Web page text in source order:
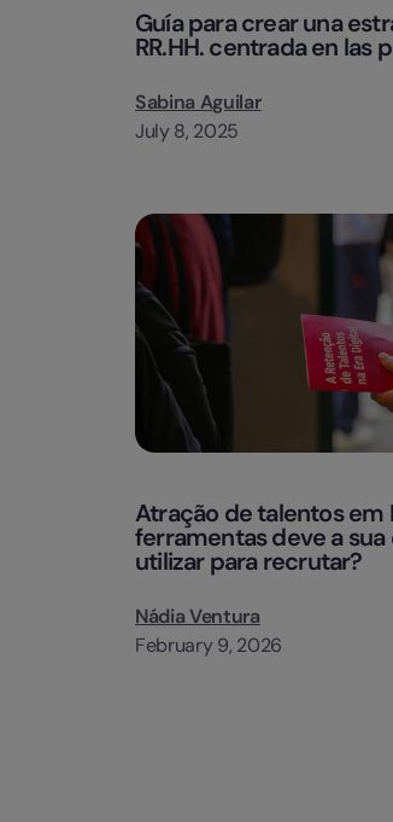
Guía para crear una
RR.HH. centrada en las
Sabina Aguilar
July 8, 2025
Atração de talentos em
ferramentas deve a
utilizar para recrutar?
Nádia Ventura
February 9, 2026